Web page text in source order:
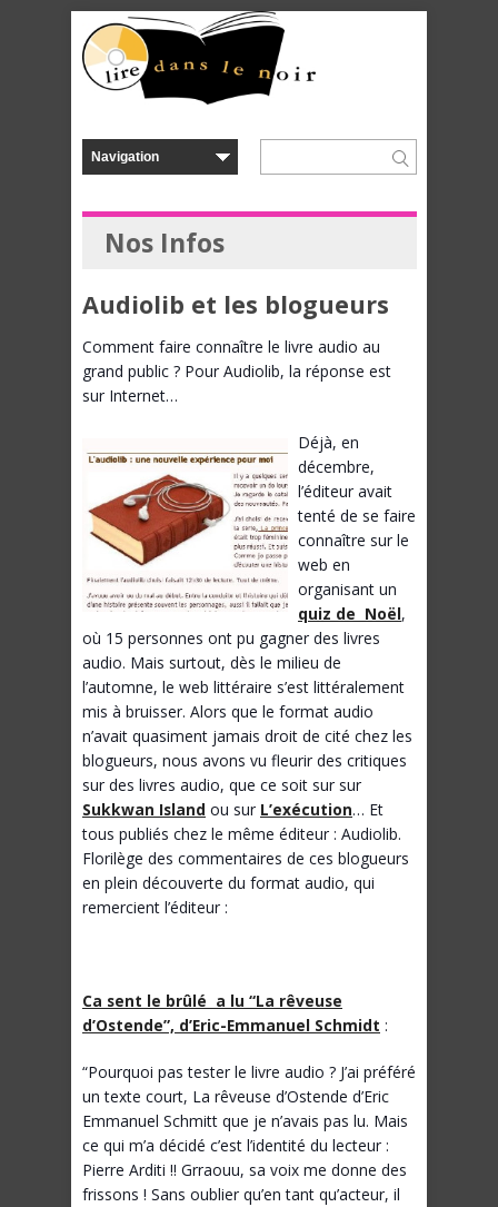
Nos Infos
Audiolib et les blogueurs
Comment faire connaître le livre audio au
grand public ? Pour Audiolib, la réponse est
sur Internet…
Déjà, en
décembre,
l’éditeur avait
tenté de se faire
connaître sur le
web en
organisant un
quiz de Noël,
où 15 personnes ont pu gagner des livres
audio. Mais surtout, dès le milieu de
l’automne, le web littéraire s’est littéralement
mis à bruisser. Alors que le format audio
n’avait quasiment jamais droit de cité chez les
blogueurs, nous avons vu fleurir des critiques
sur des livres audio, que ce soit sur sur
Sukkwan Island ou sur L’exécution… Et
tous publiés chez le même éditeur : Audiolib.
Florilège des commentaires de ces blogueurs
en plein découverte du format audio, qui
remercient l’éditeur :
Ca sent le brûlé a lu “La rêveuse
d’Ostende”, d’Eric-Emmanuel Schmidt :
“Pourquoi pas tester le livre audio ? J’ai préféré
un texte court, La rêveuse d’Ostende d’Eric
Emmanuel Schmitt que je n’avais pas lu. Mais
ce qui m’a décidé c’est l’identité du lecteur :
Pierre Arditi !! Grraouu, sa voix me donne des
frissons ! Sans oublier qu’en tant qu’acteur, il